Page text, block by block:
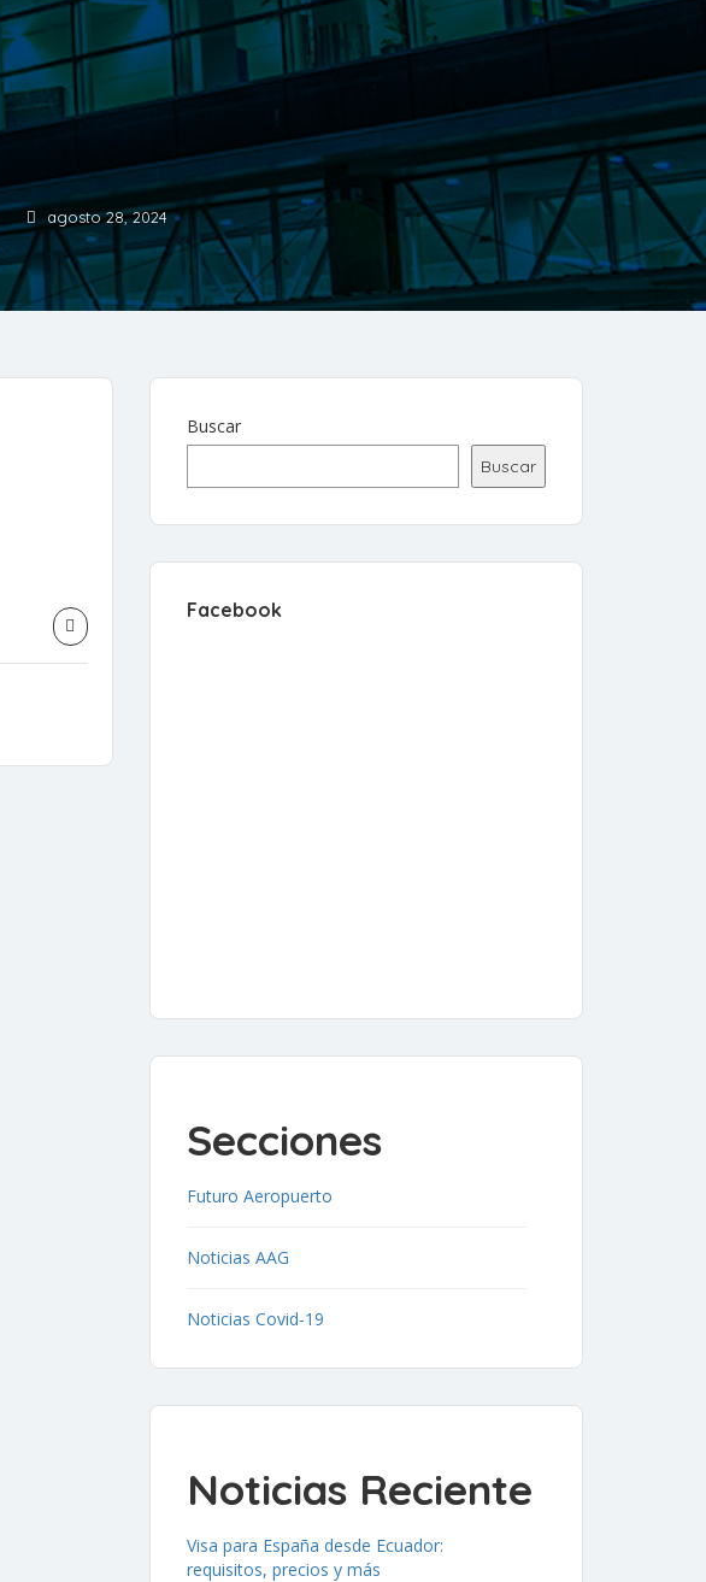
agosto 28, 2024
Buscar
Buscar
Facebook
Secciones
Futuro Aeropuerto
Noticias AAG
Noticias Covid-19
Noticias Reciente
Visa para España desde Ecuador:
requisitos, precios y más